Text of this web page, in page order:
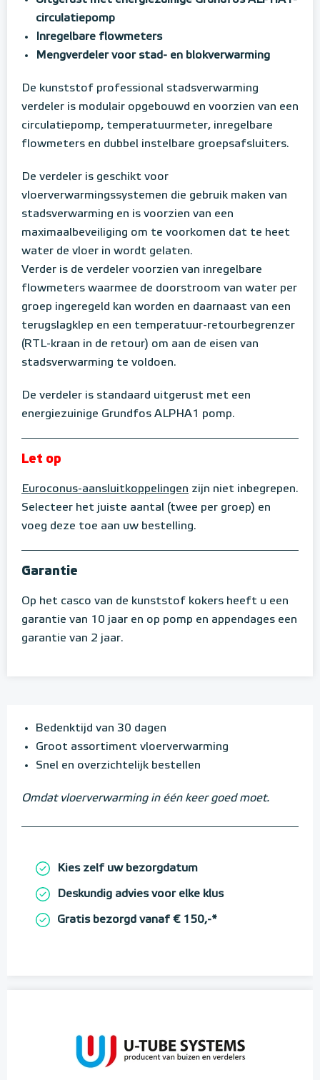
circulatiepomp
Inregelbare flowmeters
Mengverdeler voor stad- en blokverwarming
De kunststof professional stadsverwarming
verdeler is modulair opgebouwd en voorzien van een
circulatiepomp, temperatuurmeter, inregelbare
flowmeters en dubbel instelbare groepsafsluiters.
De verdeler is geschikt voor
vloerverwarmingssystemen die gebruik maken van
stadsverwarming en is voorzien van een
maximaalbeveiliging om te voorkomen dat te heet
water de vloer in wordt gelaten.
Verder is de verdeler voorzien van inregelbare
flowmeters waarmee de doorstroom van water per
groep ingeregeld kan worden en daarnaast van een
terugslagklep en een temperatuur-retourbegrenzer
(RTL-kraan in de retour) om aan de eisen van
stadsverwarming te voldoen.
De verdeler is standaard uitgerust met een
energiezuinige Grundfos ALPHA1 pomp.
Let op
Euroconus-aansluitkoppelingen zijn niet inbegrepen.
Selecteer het juiste aantal (twee per groep) en
voeg deze toe aan uw bestelling.
Garantie
Op het casco van de kunststof kokers heeft u een
garantie van 10 jaar en op pomp en appendages een
garantie van 2 jaar.
Bedenktijd van 30 dagen
Groot assortiment vloerverwarming
Snel en overzichtelijk bestellen
Omdat vloerverwarming in één keer goed moet.
Kies zelf uw bezorgdatum
Deskundig advies voor elke klus
Gratis bezorgd vanaf € 150,-*